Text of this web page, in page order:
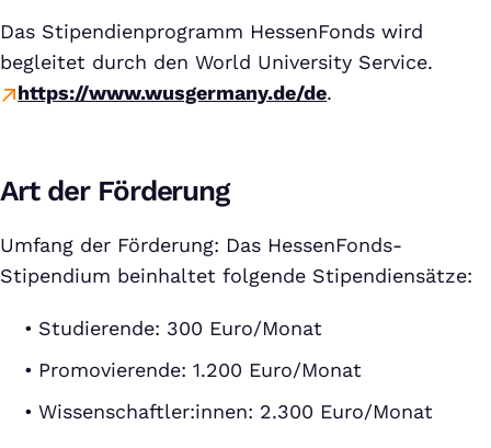
Das Stipendienprogramm HessenFonds wird
begleitet durch den World University Service.
https://www.wusgermany.de/de.
Art der Förderung
Umfang der Förderung: Das HessenFonds-
Stipendium beinhaltet folgende Stipendiensätze:
Studierende: 300 Euro/Monat
Promovierende: 1.200 Euro/Monat
Wissenschaftler:innen: 2.300 Euro/Monat